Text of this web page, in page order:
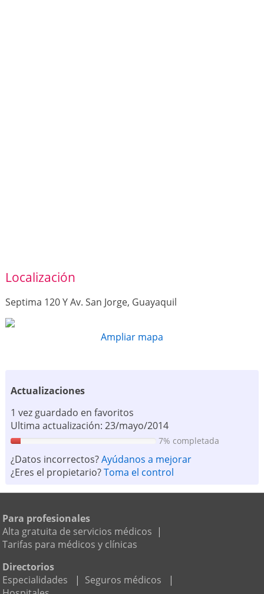
Localización
Septima 120 Y Av. San Jorge, Guayaquil
Ampliar mapa
Actualizaciones
1 vez guardado en favoritos
Ultima actualización: 23/mayo/2014
7% completada
¿Datos incorrectos?Ayúdanos a mejorar
¿Eres el propietario?Toma el control
Para profesionales
Alta gratuita de servicios médicos |
Tarifas para médicos y clínicas
Directorios
Especialidades
| Seguros médicos
|